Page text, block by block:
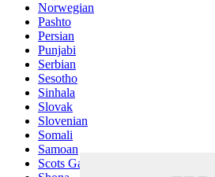
Norwegian
Pashto
Persian
Punjabi
Serbian
Sesotho
Sinhala
Slovak
Slovenian
Somali
Samoan
Scots Gaelic